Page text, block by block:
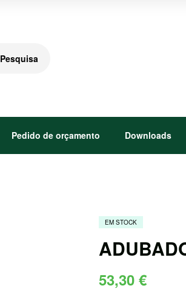
Pesquisa
Pedido de orçamento Downloads
EM STOCK
53,30 €